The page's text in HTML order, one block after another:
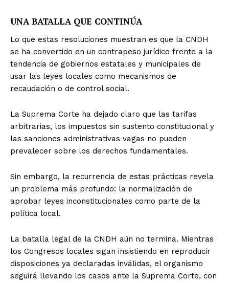
UNA BATALLA QUE CONTINÚA
Lo que estas resoluciones muestran es que la CNDH
se ha convertido en un contrapeso jurídico frente a la
tendencia de gobiernos estatales y municipales de
usar las leyes locales como mecanismos de
recaudación o de control social.
La Suprema Corte ha dejado claro que las tarifas
arbitrarias, los impuestos sin sustento constitucional y
las sanciones administrativas vagas no pueden
prevalecer sobre los derechos fundamentales.
Sin embargo, la recurrencia de estas prácticas revela
un problema más profundo: la normalización de
aprobar leyes inconstitucionales como parte de la
política local.
La batalla legal de la CNDH aún no termina. Mientras
los Congresos locales sigan insistiendo en reproducir
disposiciones ya declaradas inválidas, el organismo
seguirá llevando los casos ante la Suprema Corte, con